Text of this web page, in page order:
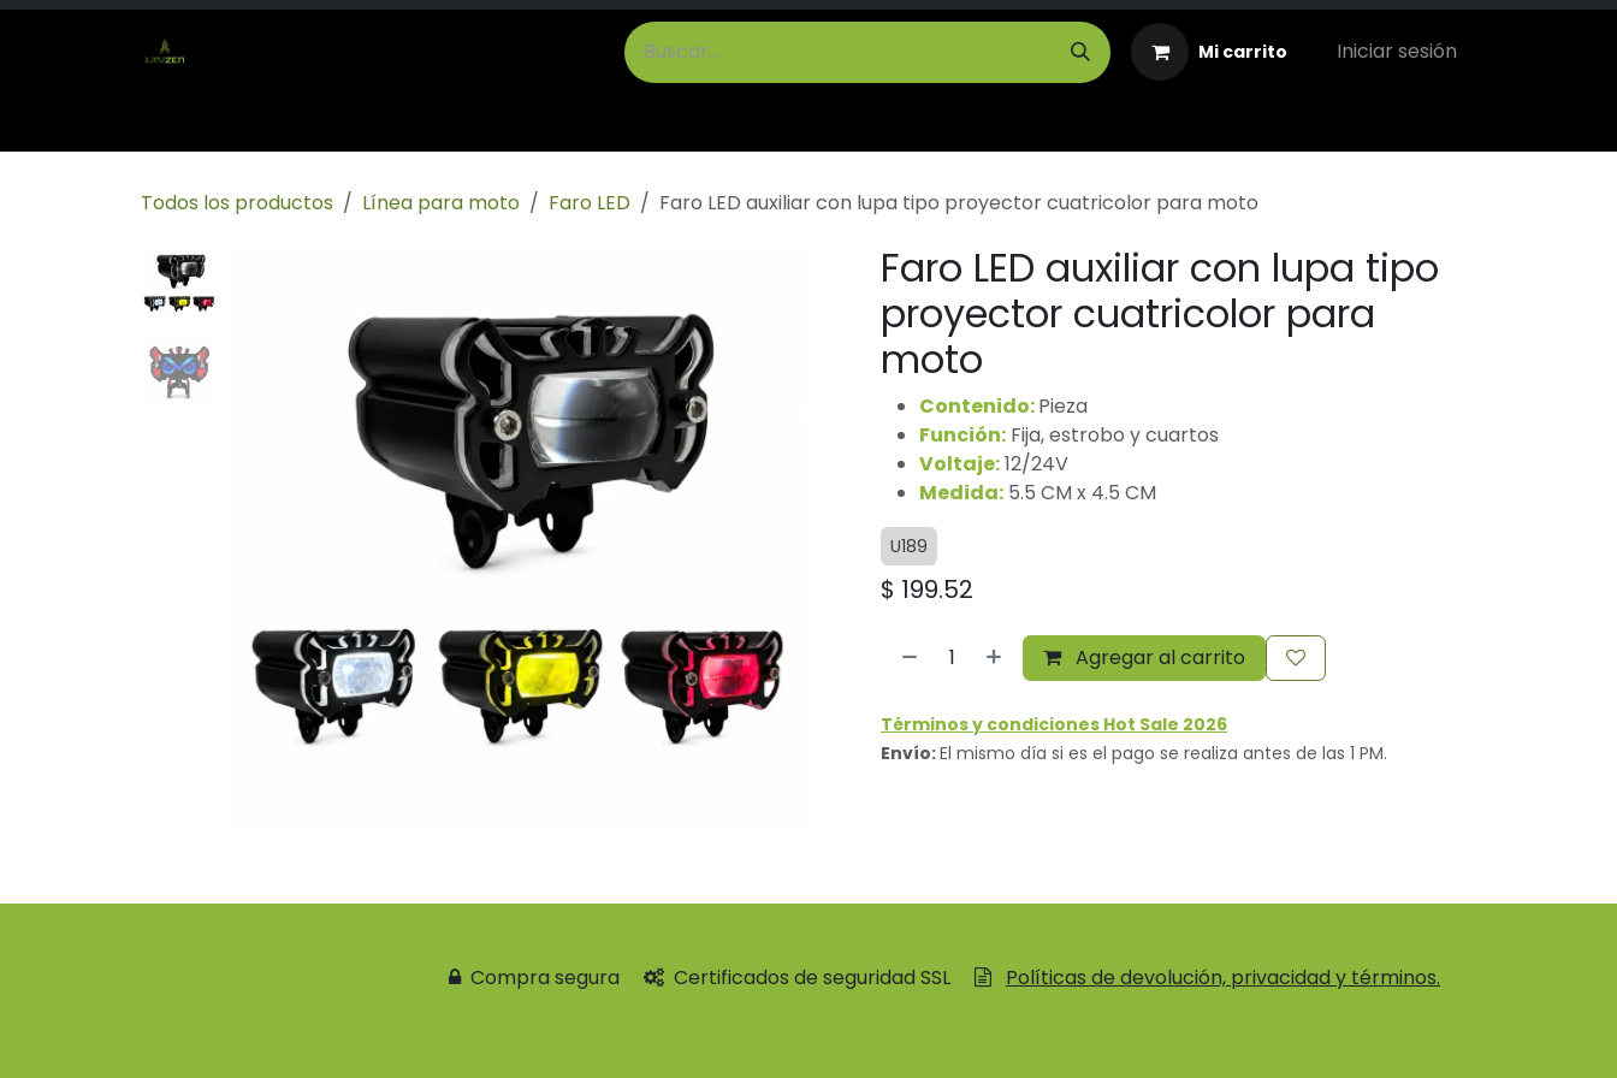
Ir al contenido
Mi carrito Iniciar sesión
Todos los productos Línea para moto Faro LED Faro LED auxiliar con lupa tipo proyector cuatricolor para moto
Faro LED auxiliar con lupa tipo
proyector cuatricolor para
moto
Contenido:Pieza
Función: Fija, estrobo y cuartos
Voltaje:12/24V
Medida: 5.5 CM x 4.5 CM
U189
$ 199.52
Agregar al carrito
Términos y condiciones Hot Sale 2026
Envío:El mismo día si es el pago se realiza antes de las 1 PM.
Compra segura Certificados de seguridad SSL Políticas de devolución, privacidad y términos.